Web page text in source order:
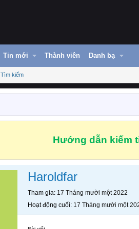
Tin mới Thành viên Danh bạ
Tìm kiếm
Hướng dẫn kiếm
Haroldfar
Tham gia 17 Tháng mười một 2022
Hoạt động cuối 17 Tháng mười một